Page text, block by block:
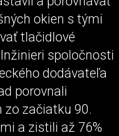
okien s tými
tlačidlové
spoločnosti
dodávateľa
porovnali
zo začiatku 90.
a zistili až 76%